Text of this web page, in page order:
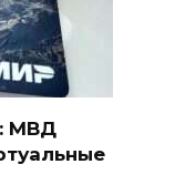
МВД